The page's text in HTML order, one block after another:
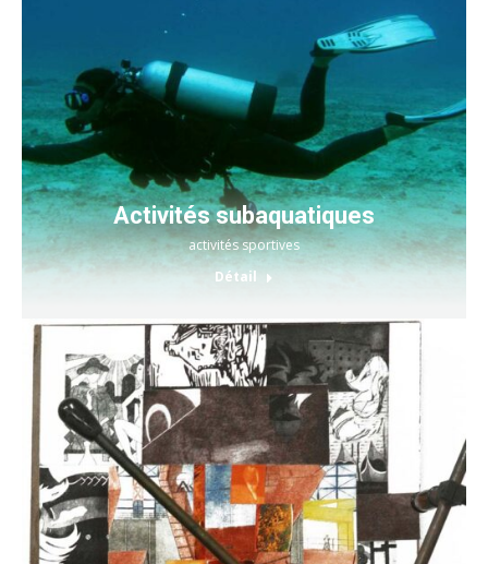
Activités subaquatiques
activités sportives
Détail